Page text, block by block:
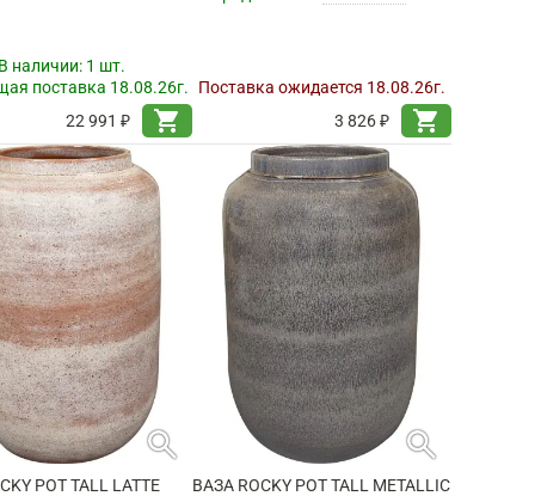
наличии: 1 шт.
поставка 18.08.26г.
22 991 ₽
shopping_cart
Поставка ожидается 18.08.26г.
3 826 ₽
shopping_cart
search
POT TALL LATTE
search
ВАЗА ROCKY POT TALL METALLIC